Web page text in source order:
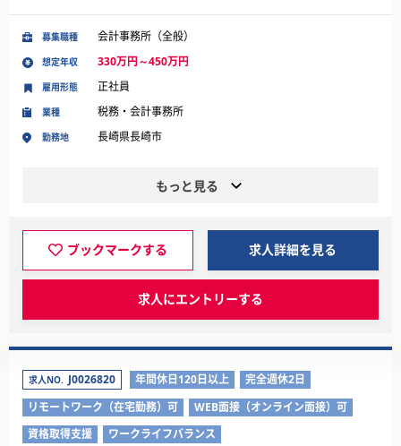
募集職種 会計事務所（全般）
想定年収 330万円～450万円
業種 税務・会計事務所
勤務地 長崎県長崎市
雇用形態 正社員
もっと見る
ブックマークする 求人詳細を見る
求人にエントリーする
求人NO. J0026820 年間休日120日以上
完全週休2日
リモートワーク（在宅勤務）可
WEB面接（オンライン面接）可
資格取得支援
ワークライフバランス